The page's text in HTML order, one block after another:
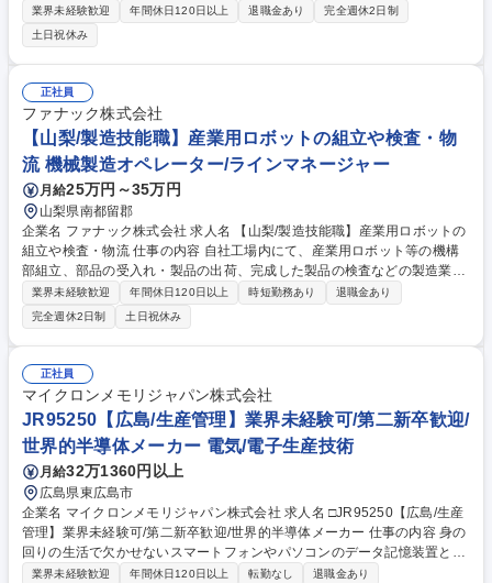
ます。ヨーロッパでシェアの高い人工股関節や人工膝関節を日本の先生方
に販売することが主たる業務です。人工関節の使用は高齢化を背景に急速
に 需要が伸びており、年間10万件上の人工膝関節と8万件以上の人工股関
節の手術が行われており、年々増加傾向にあり約10年で2倍に増えていま
す。■国公立・主要私立病院や人工関節センター、整形外科OPE実施施設
のドクター・看護師・病院関係者への販売促進■学術情報提供■代理店との
情報交換・関係構築 など■その都度発生するプロジェクト参加やその他業
務の遂行 ※手術の立ち会いあり（十分なレクチャーを行います） 募集職
種 営業【愛知・三重・静岡】直行直帰/総合医療機器メーカー/整形外科イ
ンプラント
業界未経験歓迎 年間休日120日以上 退職金あり
完全週休2日制
土日祝休み
正社員
ファナック株式会社
【山梨/製造技能職】産業用ロボットの組立や検査・物
流 機械製造オペレーター/ラインマネージャー
月給25万円～35万円
山梨県南都留郡
企業名 ファナック株式会社 求人名 【山梨/製造技能職】産業用ロボットの
組立や検査・物流 仕事の内容 自社工場内にて、産業用ロボット等の機構
部組立、部品の受入れ・製品の出荷、完成した製品の検査などの製造業務
全般をお任せします。ご経験や希望を考慮して配属先を決定します。 【業
務詳細】自動車、IT機器、医療などあらゆる部品加工に使われる工作機械
の製造を担います。入社後は基礎教育を実施し、徐々に業務知識を習得し
ていただきます。配属先は【1】部品の受入れや製品の出荷【2】工作機械
の組立【3】工作機械の検査のいずれかのポジションにて業務を担ってい
ただく予定です。※重量物を取扱う場合がございます。※自社製品を自社
内で組み立てることが中心となるため、基本は工場内勤務です。 募集職種
【山梨/製造技能職】産業用ロボットの組立や検査・物流
業界未経験歓迎 年間休日120日以上 時短勤務あり
退職金あり
完全週休2日制
土日祝休み
正社員
マイクロンメモリジャパン株式会社
JR95250【広島/生産管理】業界未経験可/第二新卒歓迎/
世界的半導体メーカー 電気/電子生産技術
月給32万1360円以上
広島県東広島市
企業名 マイクロンメモリジャパン株式会社 求人名 □JR95250【広島/生産
管理】業界未経験可/第二新卒歓迎/世界的半導体メーカー 仕事の内容 身の
回りの生活で欠かせないスマートフォンやパソコンのデータ記憶装置とし
て使用される半導体メモリ（DRAM）の世界売上シェア3位の当社にて、
業界未経験歓迎 年間休日120日以上 転勤なし
退職金あり